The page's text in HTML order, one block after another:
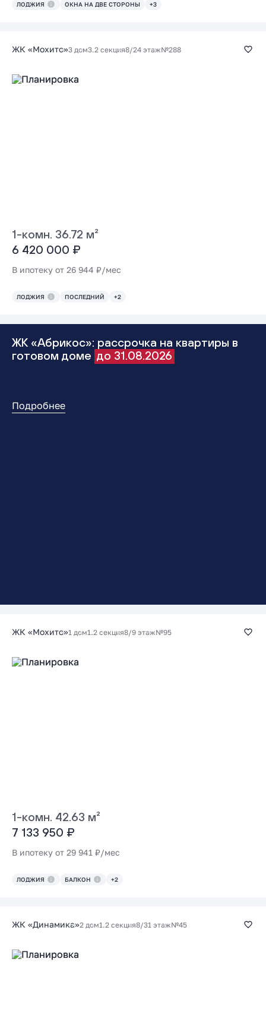
ЛОДЖИЯ ОКНА НА ДВЕ СТОРОНЫ +3
ЖК «Мохито»3 дом3.2 секция8/24 этаж№288
1-комн. 36.72 м²
6 420 000 ₽
В ипотеку от 26 944 ₽/мес
ЛОДЖИЯ ПОСЛЕДНИЙ +2
ЖК «Абрикос»: рассрочка на квартиры в
готовом доме до 31.08.2026
Подробнее
ЖК «Мохито»1 дом1.2 секция8/9 этаж№95
1-комн. 42.63 м²
7 133 950 ₽
В ипотеку от 29 941 ₽/мес
ЛОДЖИЯ БАЛКОН +2
ЖК «Динамика»2 дом1.2 секция8/31 этаж№45